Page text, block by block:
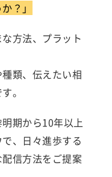
？」
方法、プラット
類、伝えたい相
。
期から10年以上
、日々進歩する
信方法をご提案